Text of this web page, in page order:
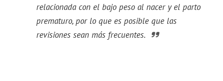
relacionada con el bajo peso al nacer y el parto
prematuro, por lo que es posible que las
revisiones sean más frecuentes.